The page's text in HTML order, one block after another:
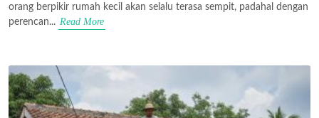
orang berpikir rumah kecil akan selalu terasa sempit, padahal dengan
perencan... Read More